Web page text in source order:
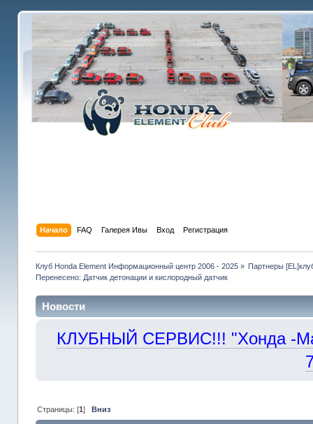
Начало FAQ Галерея Ивы Вход Регистрация
Клуб Honda Element Информационный центр 2006 - 2025» Партнеры
Перенесено: Датчик детонации и кислородный датчик
Новости
КЛУБНЫЙ СЕРВИС!!! "Хонда -
Страницы: [1] Вниз